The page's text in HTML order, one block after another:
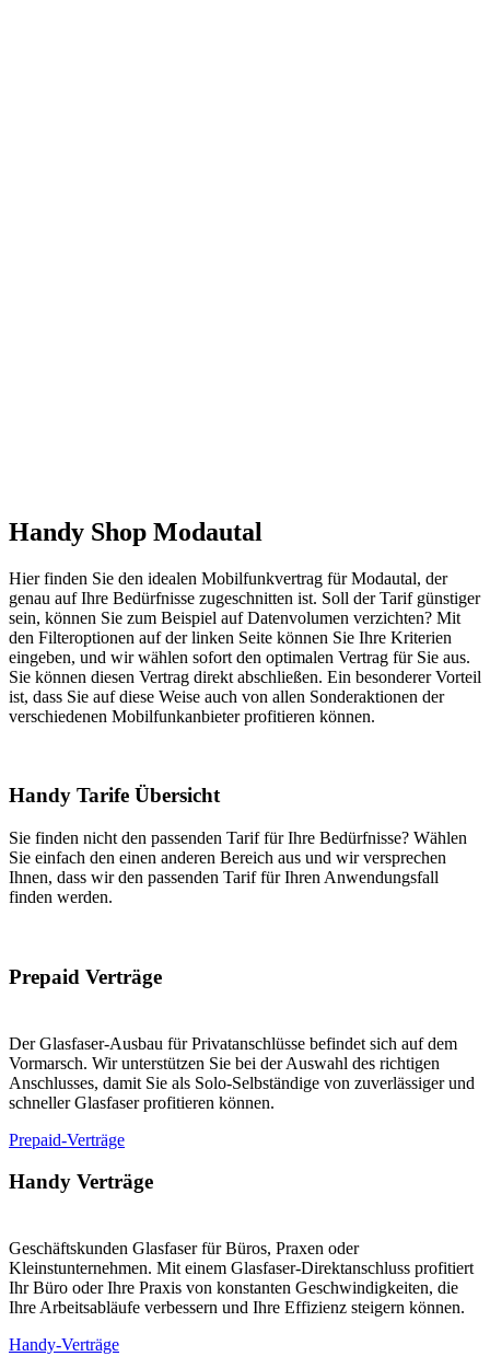
Handy Shop Modautal
Hier finden Sie den idealen Mobilfunkvertrag für Modautal, der
genau auf Ihre Bedürfnisse zugeschnitten ist. Soll der Tarif günstiger
sein, können Sie zum Beispiel auf Datenvolumen verzichten? Mit
den Filteroptionen auf der linken Seite können Sie Ihre Kriterien
eingeben, und wir wählen sofort den optimalen Vertrag für Sie aus.
Sie können diesen Vertrag direkt abschließen. Ein besonderer Vorteil
ist, dass Sie auf diese Weise auch von allen Sonderaktionen der
verschiedenen Mobilfunkanbieter profitieren können.
Handy Tarife Übersicht
Sie finden nicht den passenden Tarif für Ihre Bedürfnisse? Wählen
Sie einfach den einen anderen Bereich aus und wir versprechen
Ihnen, dass wir den passenden Tarif für Ihren Anwendungsfall
finden werden.
Prepaid Verträge
Der Glasfaser-Ausbau für Privatanschlüsse befindet sich auf dem
Vormarsch. Wir unterstützen Sie bei der Auswahl des richtigen
Anschlusses, damit Sie als Solo-Selbständige von zuverlässiger und
schneller Glasfaser profitieren können.
Prepaid-Verträge
Handy Verträge
Geschäftskunden Glasfaser für Büros, Praxen oder
Kleinstunternehmen. Mit einem Glasfaser-Direktanschluss profitiert
Ihr Büro oder Ihre Praxis von konstanten Geschwindigkeiten, die
Ihre Arbeitsabläufe verbessern und Ihre Effizienz steigern können.
Handy-Verträge